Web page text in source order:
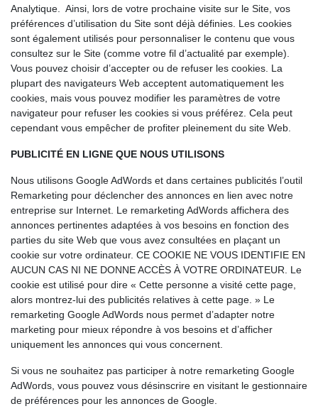
Analytique. Ainsi, lors de votre prochaine visite sur le Site, vos
préférences d’utilisation du Site sont déjà définies. Les cookies
sont également utilisés pour personnaliser le contenu que vous
consultez sur le Site (comme votre fil d’actualité par exemple).
Vous pouvez choisir d’accepter ou de refuser les cookies. La
plupart des navigateurs Web acceptent automatiquement les
cookies, mais vous pouvez modifier les paramètres de votre
navigateur pour refuser les cookies si vous préférez. Cela peut
cependant vous empêcher de profiter pleinement du site Web.
PUBLICITÉ EN LIGNE QUE NOUS UTILISONS
Nous utilisons Google AdWords et dans certaines publicités l’outil
Remarketing pour déclencher des annonces en lien avec notre
entreprise sur Internet. Le remarketing AdWords affichera des
annonces pertinentes adaptées à vos besoins en fonction des
parties du site Web que vous avez consultées en plaçant un
cookie sur votre ordinateur. CE COOKIE NE VOUS IDENTIFIE EN
AUCUN CAS NI NE DONNE ACCÈS À VOTRE ORDINATEUR. Le
cookie est utilisé pour dire « Cette personne a visité cette page,
alors montrez-lui des publicités relatives à cette page. » Le
remarketing Google AdWords nous permet d’adapter notre
marketing pour mieux répondre à vos besoins et d’afficher
uniquement les annonces qui vous concernent.
Si vous ne souhaitez pas participer à notre remarketing Google
AdWords, vous pouvez vous désinscrire en visitant le gestionnaire
de préférences pour les annonces de Google.